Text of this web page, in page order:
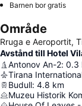
Barnen bor gratis
Område
Rruga e Aeroportit,
Avstånd till Hotel
Antonov An-2: 0.3
Tirana
Budull: 4.8 km
Muzeu Historik